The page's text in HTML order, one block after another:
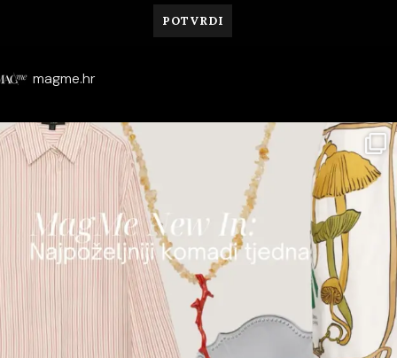
magme.hr